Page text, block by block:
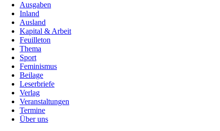
Ausgaben
Inland
Ausland
Kapital & Arbeit
Feuilleton
Thema
Sport
Feminismus
Beilage
Leserbriefe
Verlag
Veranstaltungen
Termine
Über uns